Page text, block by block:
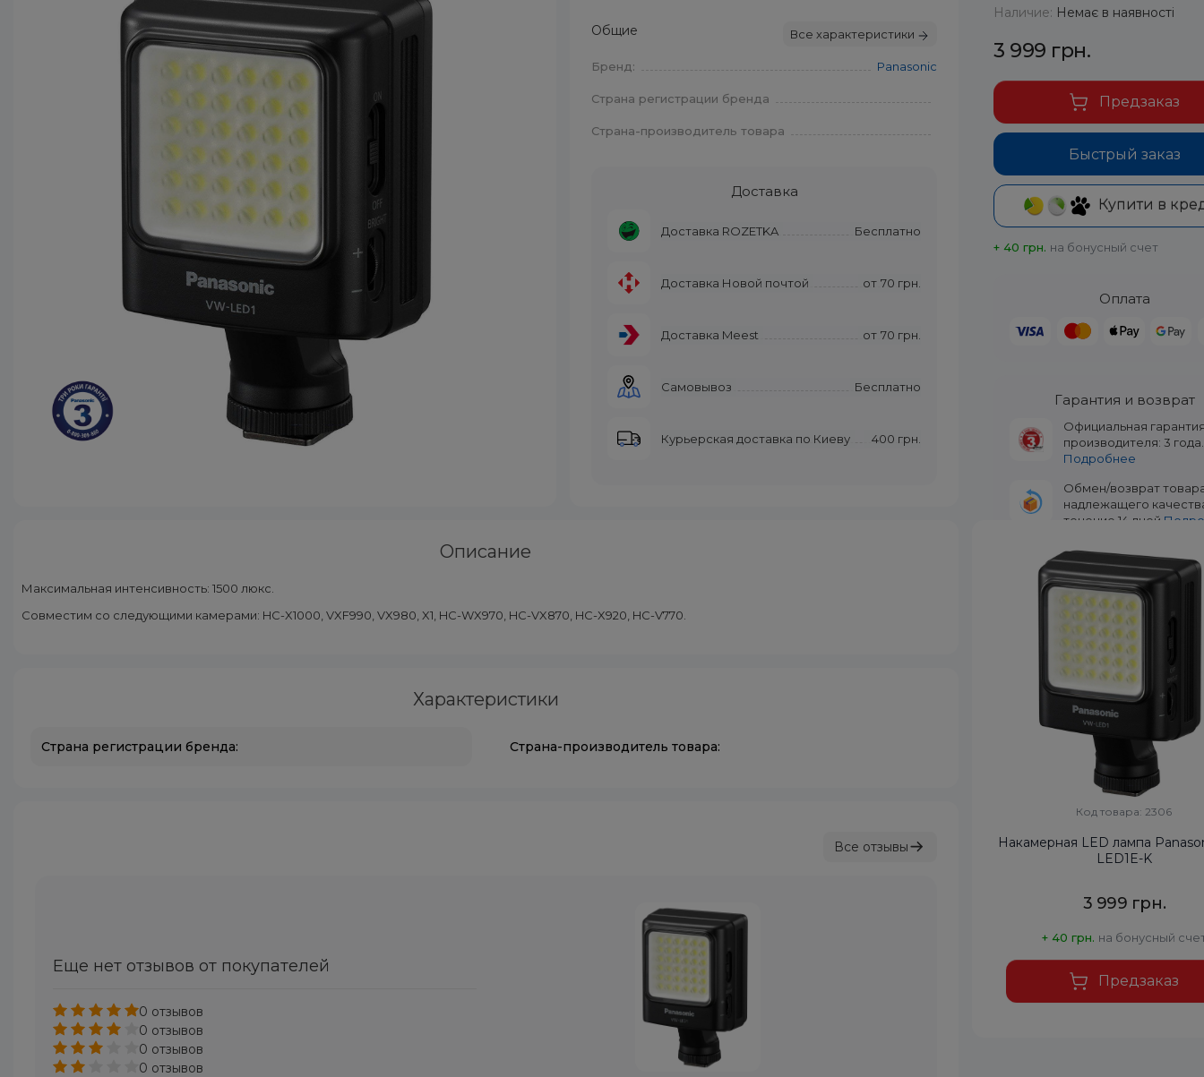
Общие Все характеристики
Бренд: Panasonic
Страна регистрации бренда
Страна-производитель товара
Доставка
Доставка ROZETKA Бесплатно
Доставка Новой почтой от 70 грн.
Доставка Meest от 70 грн.
Самовывоз Бесплатно
Курьерская доставка по Киеву 400 грн.
Наличие: Немає в наявності
3 999 грн.
Быстрый заказ
Предзаказ
Купити в
+ 40 грн. на бонусный счет
Оплата
Гарантия и возврат
Официальная
производителя: 3 года.
Подробнее
Обмен/возврат
надлежащего
течение 14 дней.
Описание
Максимальная интенсивность: 1500 люкс.
Совместим со следующими камерами: HC-X1000, VXF990, VX980, X1, HC-WX970, HC-VX870, HC-X920, HC-V770.
Характеристики
Страна регистрации бренда: Страна-производитель товара:
Все отзывы
Еще нет отзывов от покупателей
0 отзывов
0 отзывов
0 отзывов
0 отзывов
Код товара: 2306
Накамерная LED лампа
LED1E-K
3 999 грн.
+ 40 грн. на бонусный
Предзаказ